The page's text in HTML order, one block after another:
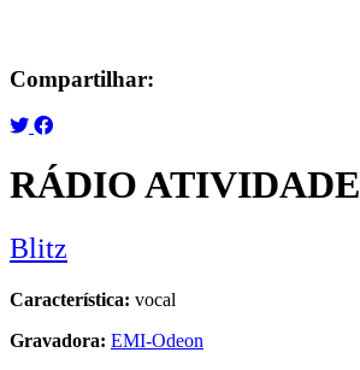
Compartilhar:
RÁDIO ATIVIDADE
Blitz
Característica: vocal
Gravadora: EMI-Odeon